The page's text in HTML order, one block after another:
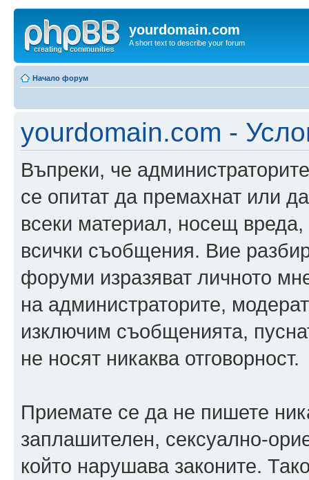
yourdomain.com
A short text to describe your forum
Начало форум
yourdomain.com -
Въпреки, че
се опитат да премахнат или
всеки материал, носещ
всички съобщения. Вие
форуми изразяват личното
на администраторите,
изключим съобщенията,
не носят никаква отговорност.
Приемате се да не пишете
заплашителен, сексуално-
който нарушава законите.